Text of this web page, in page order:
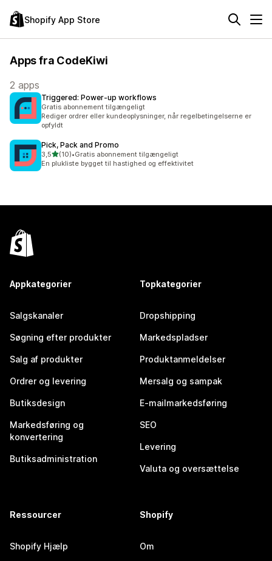
Shopify App Store
Apps fra CodeKiwi
2 apps
Triggered: Power‑up workflows
Gratis abonnement tilgængeligt
Rediger ordrer eller kundeoplysninger, når regelbetingelserne er
opfyldt
Pick, Pack and Promo
3,5ud af 5 stjerner
(10)
10 anmeldelser i alt
•Gratis abonnement tilgængeligt
En plukliste bygget til hastighed og effektivitet
Appkategorier
Salgskanaler
Søgning efter produkter
Salg af produkter
Ordrer og levering
Butiksdesign
Markedsføring og
konvertering
Butiksadministration
Topkategorier
Dropshipping
Markedspladser
Produktanmeldelser
Mersalg og sampak
E-mailmarkedsføring
SEO
Levering
Valuta og oversættelse
Ressourcer
Shopify Hjælp
Shopify
Om